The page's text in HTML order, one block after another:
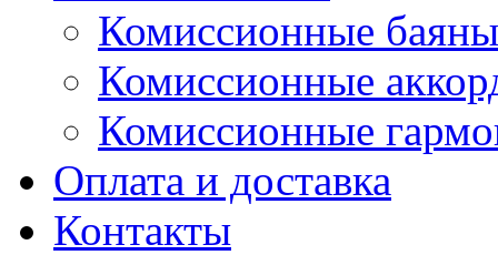
Комиссионные баяны
Комиссионные
Комиссионные
Оплата и доставка
Контакты